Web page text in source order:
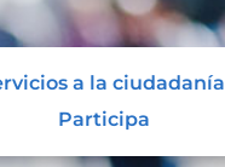
a la ciudadanía
Participa